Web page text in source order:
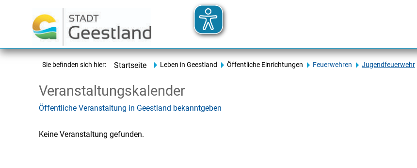
Sie befinden sich hier: Startseite Leben in Geestland Öffentliche Einrichtungen Feuerwehren Jugendfeuerwehr
Veranstaltungskalender
Öffentliche Veranstaltung in Geestland bekanntgeben
Keine Veranstaltung gefunden.